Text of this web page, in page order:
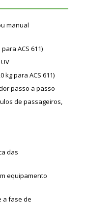
manual
ACS 611)
para ACS 611)
passo a passo
de passageiros,
das
equipamento
a fase de